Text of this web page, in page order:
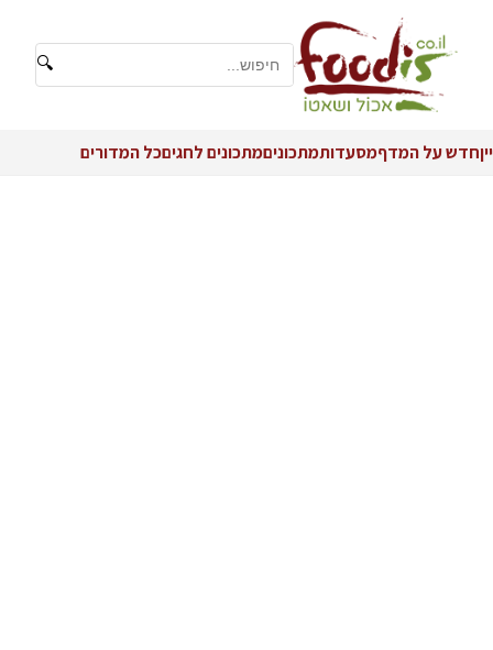
🔍
ייןחדש על המדףמסעדותמתכוניםמתכונים לחגיםכל המדורים